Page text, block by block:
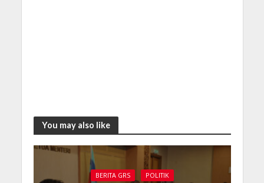
You may also like
BERITA GRS POLITIK